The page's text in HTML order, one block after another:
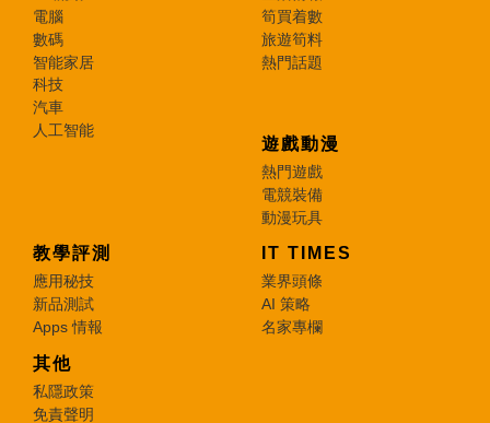
電腦
數碼
智能家居
科技
汽車
人工智能
筍買着數
旅遊筍料
熱門話題
遊戲動漫
熱門遊戲
電競裝備
動漫玩具
教學評測
應用秘技
新品測試
Apps 情報
IT TIMES
業界頭條
AI 策略
名家專欄
其他
私隱政策
免責聲明